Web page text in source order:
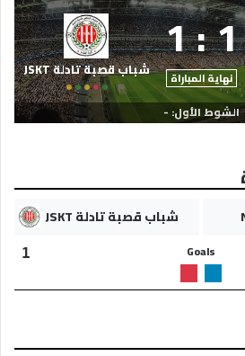
1
:
1
نهاية المباراة شباب قصبة تادلة JSKT
الشوط الأول: -
شباب قصبة تادلة JSKT
Goals
1